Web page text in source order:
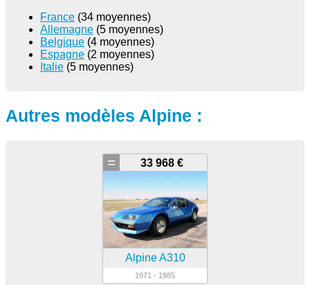
France (34 moyennes)
Allemagne (5 moyennes)
Belgique (4 moyennes)
Espagne (2 moyennes)
Italie (5 moyennes)
Autres modèles Alpine :
33 968 €
=
Alpine A310
1971 - 1985